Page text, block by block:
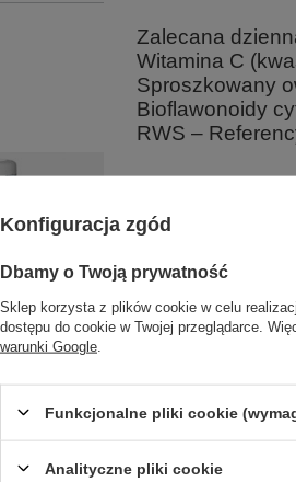
i
4 Lat 50
Zalecana
Witamina C
Sproszkowany
Bioflawonoidy
RWS –
Witamina C – kwas L-
Zobacz
Konfiguracja zgód
Dbamy o Twoją prywatność
Sklep korzysta z plików cookie w celu
dostępu do cookie w Twojej przeglądarce.
warunki Google
Funkcjonalne pliki cookie
Analityczne pliki cookie